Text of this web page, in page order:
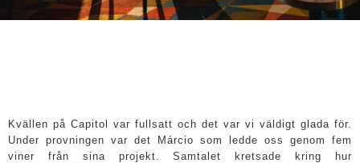
Kvällen på Capitol var fullsatt och det var vi väldigt glada för.
Under provningen var det Márcio som ledde oss genom fem
viner från sina projekt. Samtalet kretsade kring hur